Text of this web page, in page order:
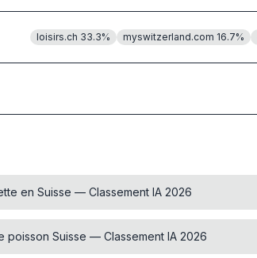
loisirs.ch 33.3% myswitzerland.com 16.7%
en Suisse — Classement IA 2026
poisson Suisse — Classement IA 2026